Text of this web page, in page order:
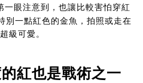
眼注意到，也讓比較害怕穿紅
別一點紅色的金魚，拍照或走在
級可愛。
紅也是戰術之一